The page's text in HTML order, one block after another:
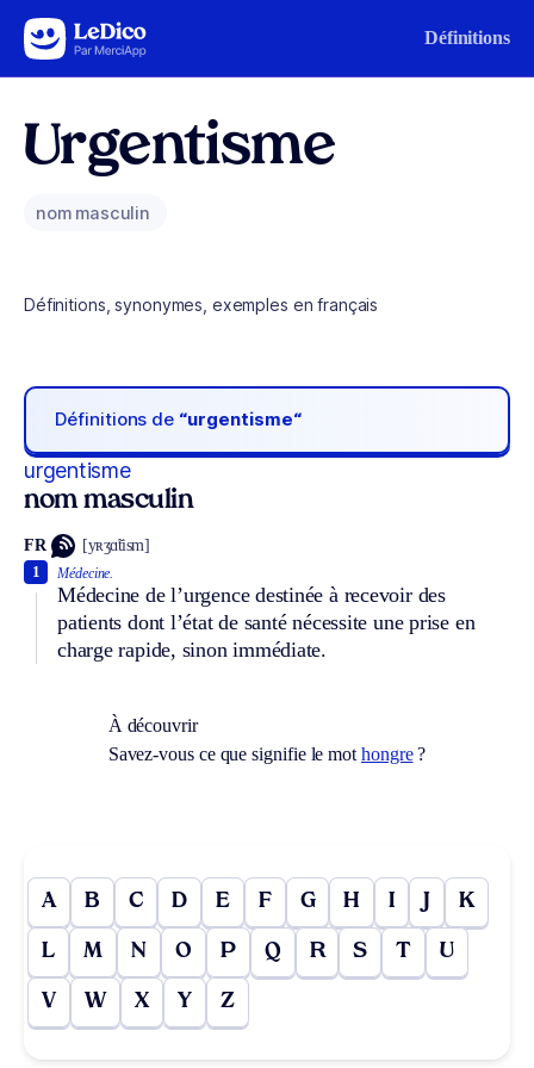
Aller au contenu Définitions
Urgentisme
nom masculin
Définitions, synonymes, exemples en français
Définitions de “urgentisme“
urgentisme
nom masculin
FR [yʀʒɑ̃tism]
Médecine.
Médecine de l’urgence destinée à recevoir des
patients dont l’état de santé nécessite une prise en
charge rapide, sinon immédiate.
1
À découvrir
Savez-vous ce que signifie le mot hongre?
A B C D E F G H I J K
L M N O P Q R S T U
V W X Y Z